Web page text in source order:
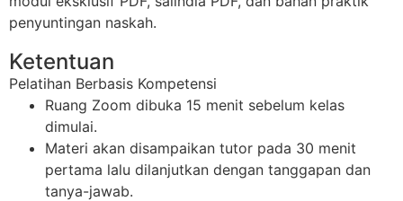
penyuntingan naskah.
Ketentuan
Pelatihan Berbasis Kompetensi
Ruang Zoom dibuka 15 menit sebelum kelas
dimulai.
Materi akan disampaikan tutor pada 30 menit
pertama lalu dilanjutkan dengan tanggapan dan
tanya-jawab.